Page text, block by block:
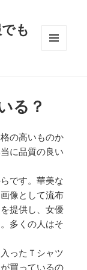
も
る？
の高いものか
に品質の良い
です。華美な
像として流布
提供し、女優
多くの人はそ
ったＴシャツ
買っているの